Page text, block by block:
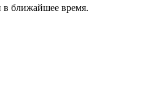
ближайшее время.